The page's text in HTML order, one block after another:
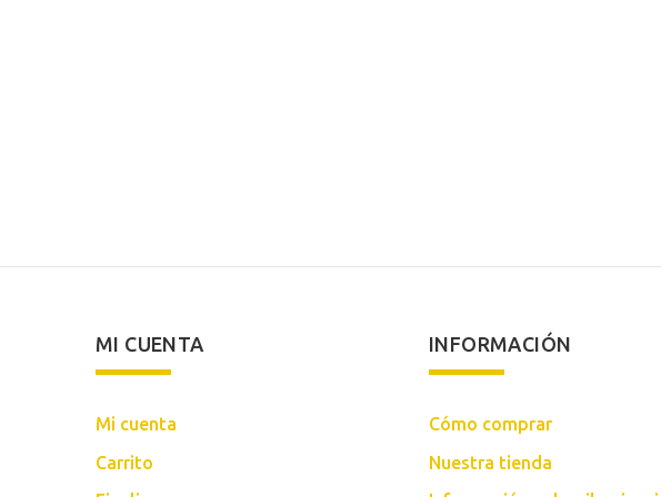
MI CUENTA
Mi cuenta
Carrito
INFORMACIÓN
Cómo comprar
Nuestra tienda